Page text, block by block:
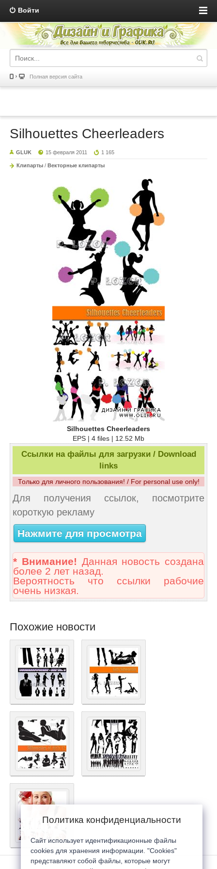
Войти
Полная версия сайта
Silhouettes Cheerleaders
GLUK 15 февраля 2011 1 165
Клипарты / Векторные клипарты
Silhouettes Cheerleaders
EPS | 4 files | 12.52 Mb
Ссылки на файлы для загрузки / Download
links
Только для личного пользования! / For personal use only!
Для получения ссылок, посмотрите
короткую рекламу
Нажмите для просмотра
* Внимание! Данная новость создана
более 2 лет назад.
Вероятность что ссылки рабочие
очень низкая.
Похожие новости
Политика конфиденциальности
Сайт использует идентификационные файлы
cookies для хранения информации. "Cookies"
представляют собой файлы, которые могут